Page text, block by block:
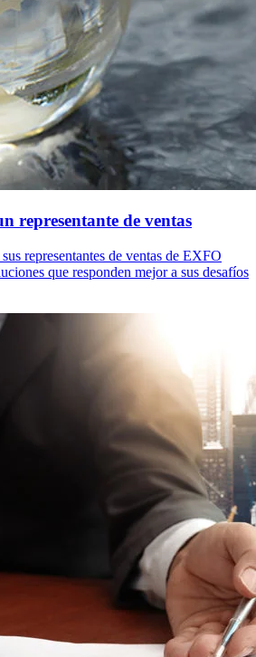
representante de ventas
representantes de ventas de EXFO
que responden mejor a sus desafíos